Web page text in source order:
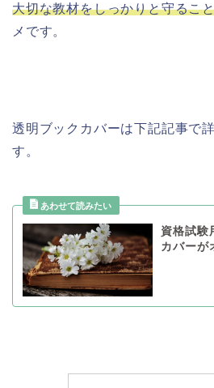
大切な教材をしっかりと守るこ
メです。
透明ブックカバーは下記記事で
す。
資格試験
カバーが